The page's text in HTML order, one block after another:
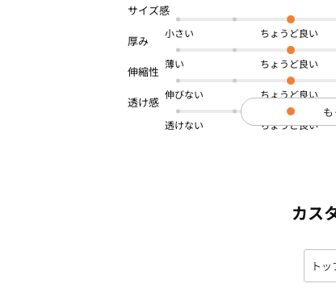
小さい
薄い
伸びない
透けない
カス